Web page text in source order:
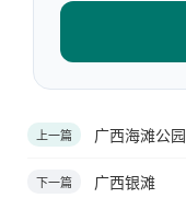
上一篇 广西海滩公园
下一篇 广西银滩